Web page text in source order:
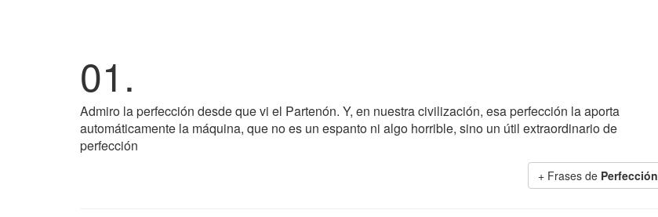
01.
Admiro la perfección desde que vi el Partenón. Y, en nuestra civilización, esa perfección la aporta
automáticamente la máquina, que no es un espanto ni algo horrible, sino un útil extraordinario de
perfección
+ Frases de Perfección